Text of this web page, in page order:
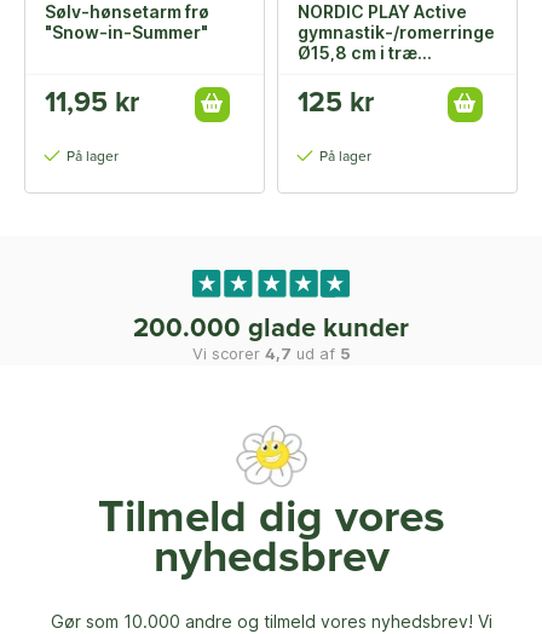
Sølv-hønsetarm frø
"Snow-in-Summer"
11,95 kr
På lager
NORDIC PLAY Active
gymnastik-/romerringe
Ø15,8 cm i træ
125 kr
På lager
200.000 glade kunder
Vi scorer 4,7 ud af 5
Tilmeld dig vores
nyhedsbrev
Gør som 10.000 andre og tilmeld vores nyhedsbrev! Vi